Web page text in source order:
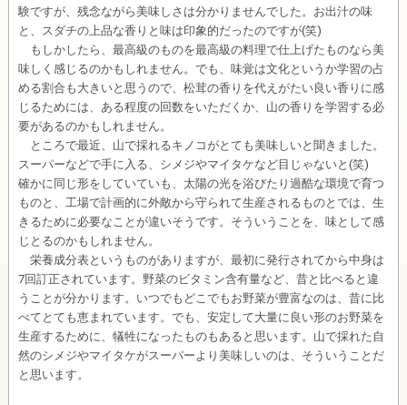
験ですが、残念ながら美味しさは分かりませんでした。お出汁の味
と、スダチの上品な香りと味は印象的だったのですが(笑)
もしかしたら、最高級のものを最高級の料理で仕上げたものなら美
味しく感じるのかもしれません。でも、味覚は文化というか学習の占
める割合も大きいと思うので、松茸の香りを代えがたい良い香りに感
じるためには、ある程度の回数をいただくか、山の香りを学習する必
要があるのかもしれません。
ところで最近、山で採れるキノコがとても美味しいと聞きました。
スーパーなどで手に入る、シメジやマイタケなど目じゃないと(笑)
確かに同じ形をしていていも、太陽の光を浴びたり過酷な環境で育つ
ものと、工場で計画的に外敵から守られて生産されるものとでは、生
きるために必要なことが違いそうです。そういうことを、味として感
じとるのかもしれません。
栄養成分表というものがありますが、最初に発行されてから中身は
7回訂正されています。野菜のビタミン含有量など、昔と比べると違
うことが分かります。いつでもどこでもお野菜が豊富なのは、昔に比
べてとても恵まれています。でも、安定して大量に良い形のお野菜を
生産するために、犠牲になったものもあると思います。山で採れた自
然のシメジやマイタケがスーパーより美味しいのは、そういうことだ
と思います。